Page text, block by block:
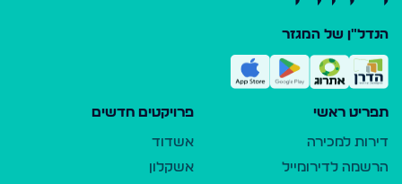
הנדל"ן של המגזר
תפריט ראשי
דירות למכירה
הרשמה לדירומייל
פרויקטים חדשים
אשדוד
אשקלון